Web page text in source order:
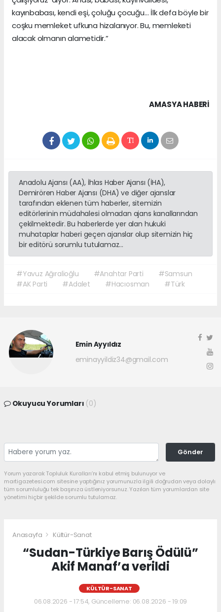
kayınbabası, kendi eşi, çoluğu çocuğu... İlk defa böyle bir
coşku memleket ufkuna hizalanıyor. Bu, memleketi
alacak olmanın alametidir.”
AMASYA HABERİ
Anadolu Ajansı (AA), İhlas Haber Ajansı (İHA),
Demirören Haber Ajansı (DHA) ve diğer ajanslar
tarafından eklenen tüm haberler, sitemizin
editörlerinin müdahalesi olmadan ajans kanallarından
çekilmektedir. Bu haberlerde yer alan hukuki
muhataplar haberi geçen ajanslar olup sitemizin hiç
bir editörü sorumlu tutulamaz...
#Yavuz Ağıralioğlu #Anahtar Parti
#Samsun
#AK Parti
#Adalet #Hacıosman #Türk
Emin Ayyıldız
eminayyildiz34@gmail.com
Okuyucu Yorumları (0)
Gönder
Yorum yazarak Topluluk Kuralları’nı kabul etmiş bulunuyor ve
martigazetesi.com sitesine yaptığınız yorumunuzla ilgili doğrudan veya dolaylı
tüm sorumluluğu tek başınıza üstleniyorsunuz. Yazılan tüm yorumlardan site
yönetimi hiçbir şekilde sorumlu tutulamaz.
Anasayfa Kültür-Sanat
“Sudan-Türkiye Barış Ödülü”
Akif Manaf’a verildi
KÜLTÜR-SANAT
06.08.2026 - 17:54, Güncelleme: 06.08.2026 - 19:09